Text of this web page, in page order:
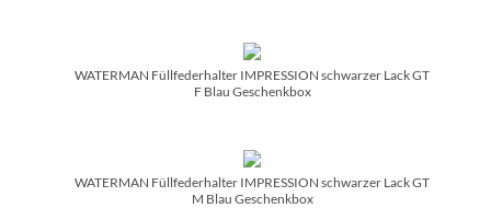
WATERMAN Füllfederhalter IMPRESSION schwarzer Lack GT
F Blau Geschenkbox
WATERMAN Füllfederhalter IMPRESSION schwarzer Lack GT
M Blau Geschenkbox